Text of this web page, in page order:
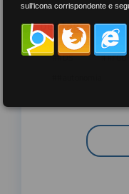
per tag
##DS ##FGU
sull'icona corrispondente e